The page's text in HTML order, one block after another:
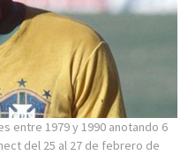
entre 1979 y 1990 anotando 6
del 25 al 27 de febrero de